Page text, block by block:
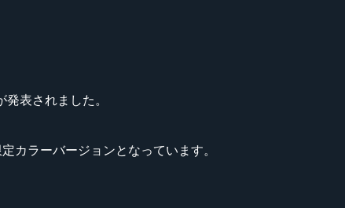
発表されました。
カラーバージョンとなっています。